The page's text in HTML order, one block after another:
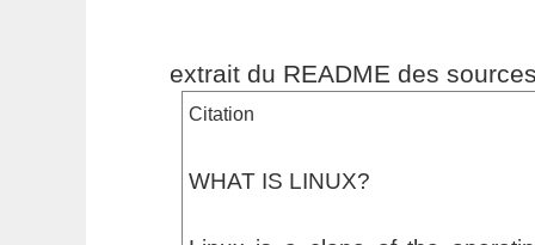
extrait du README des
Citation
WHAT IS LINUX?